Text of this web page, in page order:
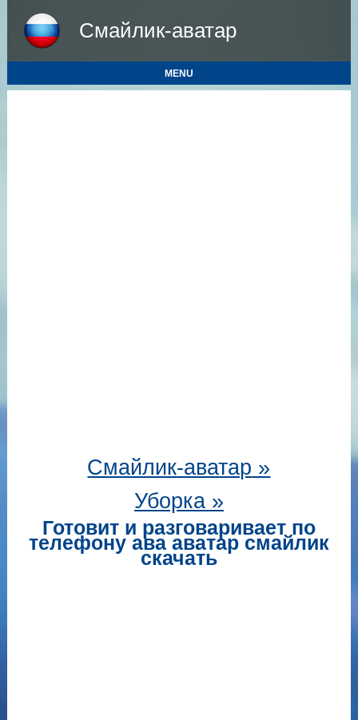
Смайлик-аватар
MENU
Смайлик-аватар »
Уборка »
Готовит и разговаривает по
телефону ава аватар смайлик
скачать